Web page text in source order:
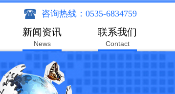
咨询热线：0535-6834759
新闻资讯
News
联系我们
Contact